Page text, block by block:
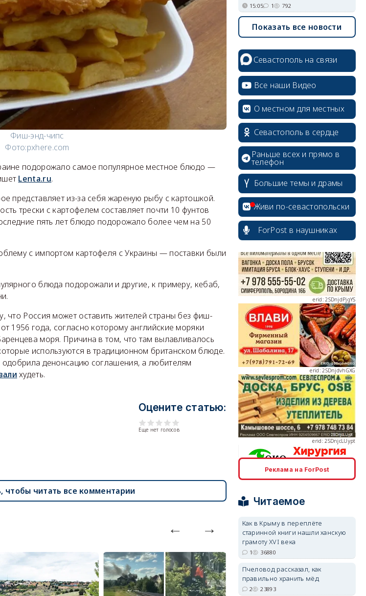
Фиш-энд-чипс
Фото:pxhere.com
подорожало самое популярное местное блюдо —
Lenta.ru.
представляет из-за себя жареную рыбу с картошкой.
трески с картофелем составляет почти 10 фунтов
пять лет блюдо подорожало более чем на 50
с импортом картофеля с Украины — поставки были
блюда подорожали и другие, к примеру, кебаб,
что Россия может оставить жителей страны без фиш-
1956 года, согласно которому английские моряки
моря. Причина в том, что там вылавливалось
используются в традиционном британском блюде.
одобрила денонсацию соглашения, а любителям
худеть.
Оцените статью:
Еще нет голосов
чтобы читать все комментарии
15:05 1 792
Показать все новости
Севастополь на связи
Все наши Видео
О местном для местных
Севастополь в сердце
Раньше всех и прямо в
телефон
Большие темы и драмы
Живи по-севастопольски
ForPost в наушниках
erid: 2SDnjcrDNw6
erid: 2SDnjdPjgYS
erid: 2SDnjdvhGXG
erid: 2SDnjcLUypt
erid: 2SDnjcrDNw6
Реклама на ForPost
Читаемое
Как в Крыму в переплёте
старинной книги нашли ханскую
грамоту XVI века
1 36880
Пчеловод рассказал, как
правильно хранить мёд
2 23893